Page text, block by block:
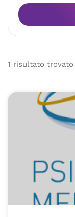
1 risultato trovato